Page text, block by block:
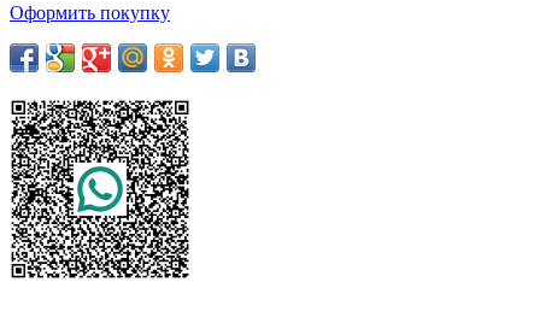
Оформить покупку